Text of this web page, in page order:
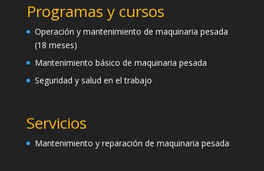
Programas y cursos
Operación y mantenimiento de maquinaria pesada
(18 meses)
Mantenimiento básico de maquinaria pesada
Seguridad y salud en el trabajo
Servicios
Mantenimiento y reparación de maquinaria pesada